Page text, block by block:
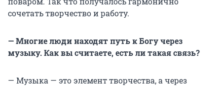
сочетать творчество и работу.
— Многие люди находят путь к Богу через
музыку. Как вы считаете, есть ли такая связь?
— Музыка — это элемент творчества, а через